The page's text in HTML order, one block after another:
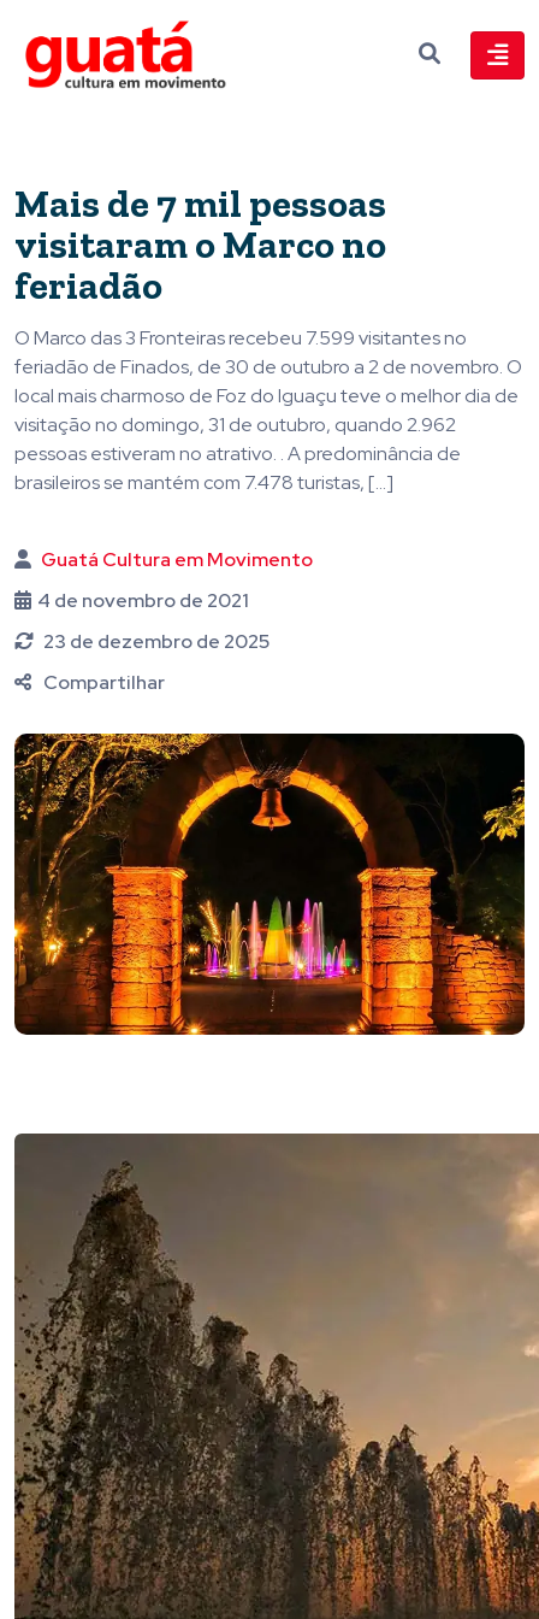
Mais de 7 mil pessoas
visitaram o Marco no
feriadão
O Marco das 3 Fronteiras recebeu 7.599 visitantes no
feriadão de Finados, de 30 de outubro a 2 de novembro. O
local mais charmoso de Foz do Iguaçu teve o melhor dia de
visitação no domingo, 31 de outubro, quando 2.962
pessoas estiveram no atrativo. . A predominância de
brasileiros se mantém com 7.478 turistas, […]
Guatá Cultura em Movimento
4 de novembro de 2021
23 de dezembro de 2025
Compartilhar